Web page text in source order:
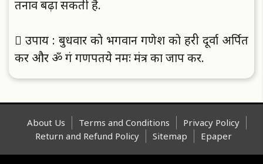
तनाव बढ़ा सकती है.
 उपाय : बुधवार काे भगवान गणेश काे हरी दूर्वा अर्पित
करें और ॐ गं गणपतये नमः मंत्र का जाप करें.
About Us Terms and Conditions
Privacy Policy
Return and Refund Policy
Sitemap Epaper